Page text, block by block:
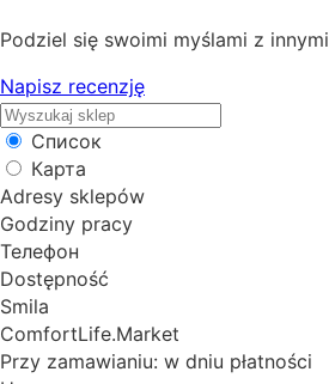
Podziel się swoimi myślami z
Napisz recenzję
Список
Карта
Adresy sklepów
Godziny pracy
Телефон
Dostępność
Smila
ComfortLife.Market
Przy zamawianiu: w dniu płatności